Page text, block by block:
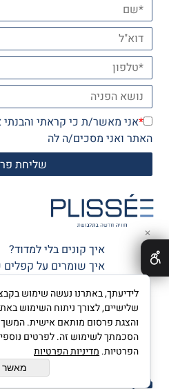
*אני מאשר/ת כי קראתי
האתר ואני מסכים/ה לה
איך קונים בלי למדוד?
איך שומרים על
ככה זה התחיל
גלריית תמונות
קניה מאובטחת
✕
שלישיים, לצורך ניתוח השימוש
והצגת פרסום מותאם אישית.
הסכמתך לשימוש זה. לפרטים נוספים
הפרטיות. מדיניות הפרטיות
מאשר